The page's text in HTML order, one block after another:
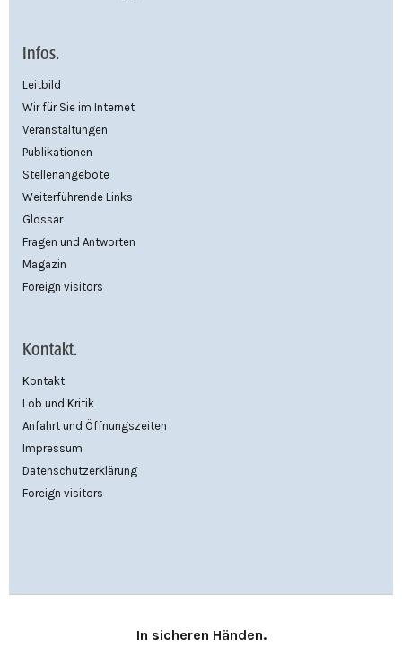
Infos.
Leitbild
Wir für Sie im Internet
Veranstaltungen
Publikationen
Stellenangebote
Weiterführende Links
Glossar
Fragen und Antworten
Magazin
Foreign visitors
Kontakt.
Kontakt
Lob und Kritik
Anfahrt und Öffnungszeiten
Impressum
Datenschutzerklärung
Foreign visitors
In sicheren Händen.